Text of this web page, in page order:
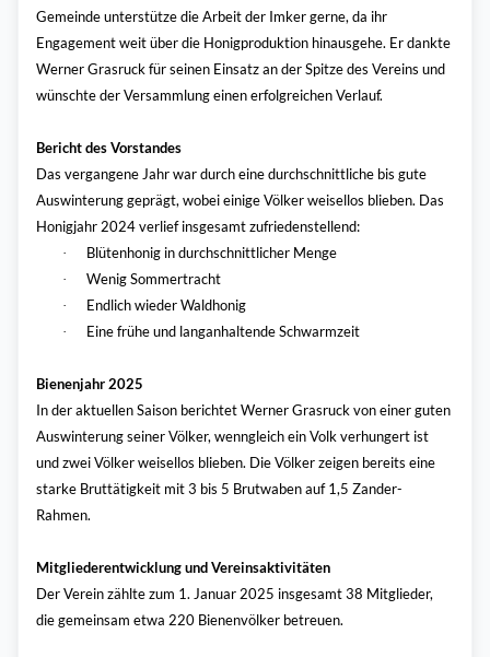
Gemeinde unterstütze die Arbeit der Imker gerne, da ihr
Engagement weit über die Honigproduktion hinausgehe. Er dankte
Werner Grasruck für seinen Einsatz an der Spitze des Vereins und
wünschte der Versammlung einen erfolgreichen Verlauf.
Bericht des Vorstandes
Das vergangene Jahr war durch eine durchschnittliche bis gute
Auswinterung geprägt, wobei einige Völker weisellos blieben. Das
Honigjahr 2024 verlief insgesamt zufriedenstellend:
· Blütenhonig in durchschnittlicher Menge
· Wenig Sommertracht
· Endlich wieder Waldhonig
· Eine frühe und langanhaltende Schwarmzeit
Bienenjahr 2025
In der aktuellen Saison berichtet Werner Grasruck von einer guten
Auswinterung seiner Völker, wenngleich ein Volk verhungert ist
und zwei Völker weisellos blieben. Die Völker zeigen bereits eine
starke Bruttätigkeit mit 3 bis 5 Brutwaben auf 1,5 Zander-
Rahmen.
Mitgliederentwicklung und Vereinsaktivitäten
Der Verein zählte zum 1. Januar 2025 insgesamt 38 Mitglieder,
die gemeinsam etwa 220 Bienenvölker betreuen.